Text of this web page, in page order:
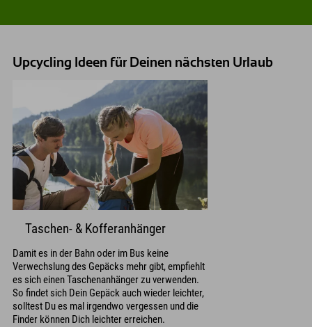
Upcycling Ideen für Deinen nächsten Urlaub
Taschen- & Kofferanhänger
Damit es in der Bahn oder im Bus keine
Verwechslung des Gepäcks mehr gibt, empfiehlt
es sich einen Taschenanhänger zu verwenden.
So findet sich Dein Gepäck auch wieder leichter,
solltest Du es mal irgendwo vergessen und die
Finder können Dich leichter erreichen.